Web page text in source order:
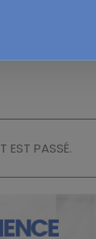
EST PASSÉ.